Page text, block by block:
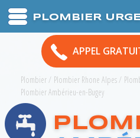
PLOMBIER
APPEL
Plombier/ Plombier Rhone Alpes/
Plombier Ambérieu-en-Bugey